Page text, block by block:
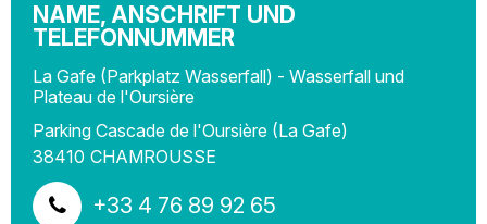
NAME, ANSCHRIFT UND
TELEFONNUMMER
La Gafe (Parkplatz Wasserfall) - Wasserfall und
Plateau de l'Oursière
Parking Cascade de l'Oursière (La Gafe)
38410 CHAMROUSSE
+33 4 76 89 92 65